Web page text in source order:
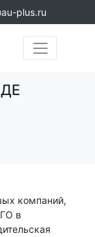
plus.ru
компаний,
в